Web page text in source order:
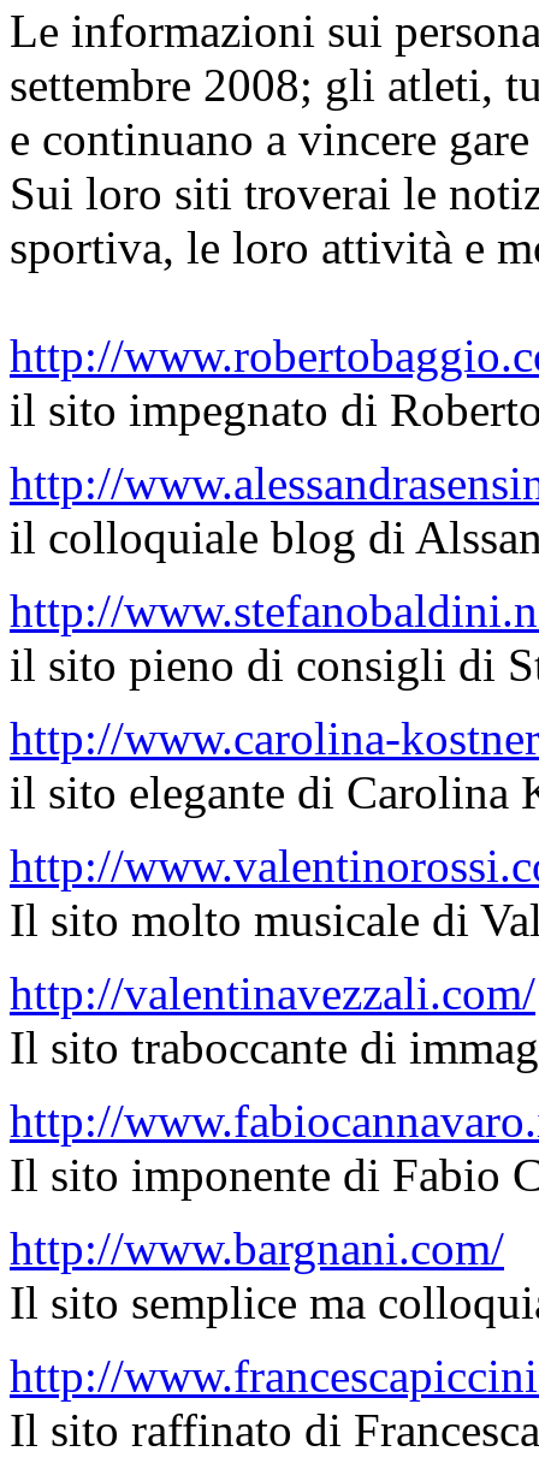
Le informazioni sui
settembre 2008; gli atleti,
e continuano a vincere
Sui loro siti troverai le
sportiva, le loro attività e
http://
il sito impegnato di
http://
il colloquiale blog di
http://
il sito pieno di consigli di
http://www.carolina-
il sito elegante di Carolina
http://
Il sito molto musicale di
http://valentinavezzali.com/
Il sito traboccante di
http://
Il sito imponente di Fabio
http://www.bargnani.com/
Il sito semplice ma
http://
Il sito raffinato di